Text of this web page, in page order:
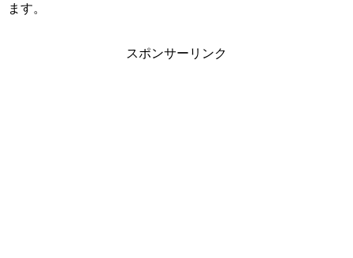
ます。
スポンサーリンク